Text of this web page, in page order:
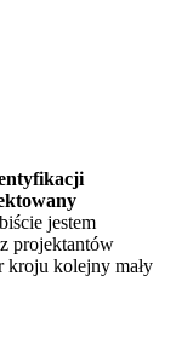
jestem
projektantów
kroju kolejny mały